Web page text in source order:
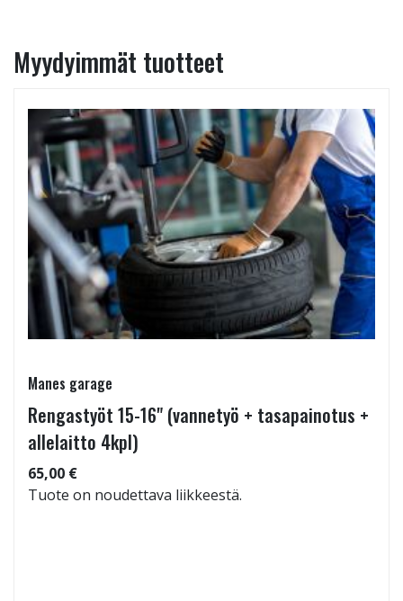
Myydyimmät tuotteet
Manes garage
Rengastyöt 15-16" (vannetyö + tasapainotus +
allelaitto 4kpl)
65,00 €
Tuote on noudettava liikkeestä.